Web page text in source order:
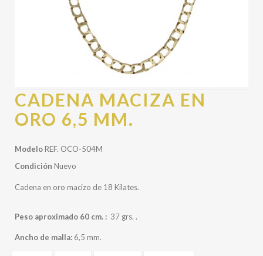
CADENA MACIZA EN
ORO 6,5 MM.
ModeloREF. OCO-504M
Condición Nuevo
Cadena en oro macizo de 18 Kilates.
Peso aproximado 60 cm. : 37 grs. .
Ancho de malla: 6,5 mm.